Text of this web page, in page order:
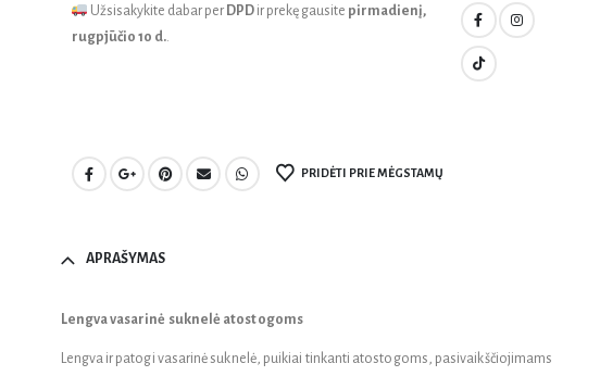
Užsisakykite dabar per DPD ir prekę gausite pirmadienį,
rugpjūčio 10 d..
PRIDĖTI PRIE MĖGSTAMŲ
APRAŠYMAS
Lengva vasarinė suknelė atostogoms
Lengva ir patogi vasarinė suknelė, puikiai tinkanti atostogoms, pasivaikščiojimams